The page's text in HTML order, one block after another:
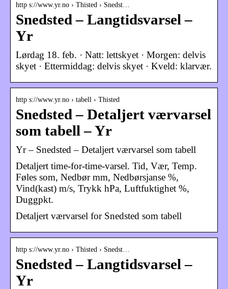
http s://www.yr.no › Thisted › Snedst…
Snedsted – Langtidsvarsel –
Yr
Lørdag 18. feb. · Natt: lettskyet · Morgen: delvis
skyet · Ettermiddag: delvis skyet · Kveld: klarvær.
http s://www.yr.no › tabell › Thisted
Snedsted – Detaljert værvarsel
som tabell – Yr
Yr – Snedsted – Detaljert værvarsel som tabell
Detaljert time-for-time-varsel. Tid, Vær, Temp.
Føles som, Nedbør mm, Nedbørsjanse %,
Vind(kast) m/s, Trykk hPa, Luftfuktighet %,
Duggpkt.
Detaljert værvarsel for Snedsted som tabell
http s://www.yr.no › Thisted › Snedst…
Snedsted – Langtidsvarsel –
Yr